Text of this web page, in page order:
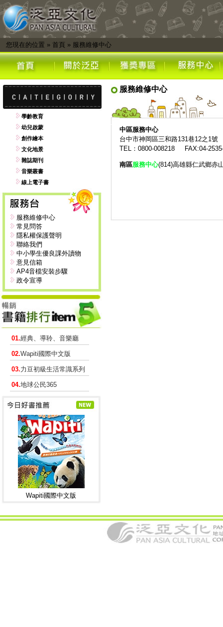
您現在的位置 » 首頁 » 服務維修中心
學齡教育
幼兒啟蒙
創作繪本
文化地景
雜誌期刊
音樂叢書
線上電子書
服務維修中心
常見問答
隱私權保護聲明
聯絡我們
中小學生優良課外讀物
意見信箱
AP4音檔安裝步驟
政令宣導
01.經典、導聆、音樂廳
02.Wapiti國際中文版
03.力豆初級生活常識系列
04.地球公民365
Wapiti國際中文版
服務維修中心
中區服務中心
台中市神岡區三和路131巷12之1號
TEL：0800-008218 FAX:04-
南區服務中心(814)高雄縣仁武鄉赤